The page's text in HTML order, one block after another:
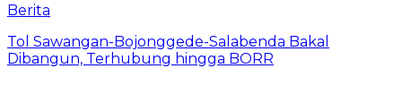
Berita
Tol Sawangan-Bojonggede-Salabenda Bakal
Dibangun, Terhubung hingga BORR